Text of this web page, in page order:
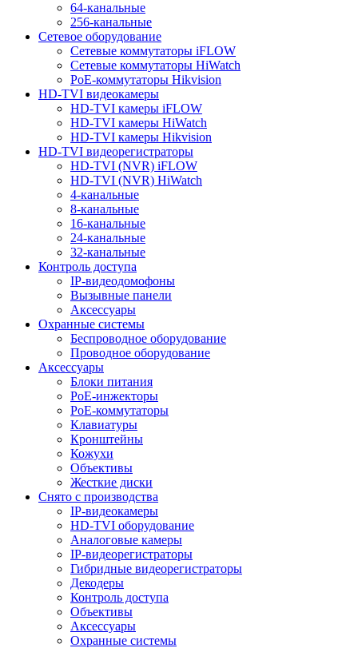
64-канальные
256-канальные
Сетевое оборудование
Сетевые коммутаторы iFLOW
Сетевые коммутаторы HiWatch
PoE-коммутаторы Hikvision
HD-TVI видеокамеры
HD-TVI камеры iFLOW
HD-TVI камеры HiWatch
HD-TVI камеры Hikvision
HD-TVI видеорегистраторы
HD-TVI (NVR) iFLOW
HD-TVI (NVR) HiWatch
4-канальные
8-канальные
16-канальные
24-канальные
32-канальные
Контроль доступа
IP-видеодомофоны
Вызывные панели
Аксессуары
Охранные системы
Беспроводное оборудование
Проводное оборудование
Аксессуары
Блоки питания
PoE-инжекторы
PoE-коммутаторы
Клавиатуры
Кронштейны
Кожухи
Объективы
Жесткие диски
Снято с производства
IP-видеокамеры
HD-TVI оборудование
Аналоговые камеры
IP-видеорегистраторы
Гибридные видеорегистраторы
Декодеры
Контроль доступа
Объективы
Аксессуары
Охранные системы